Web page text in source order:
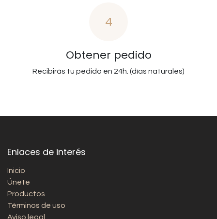
4
Obtener pedido
Recibirás tu pedido en 24h. (días naturales)
Enlaces de interés
Inicio
Únete
Productos
Términos de uso
Aviso legal